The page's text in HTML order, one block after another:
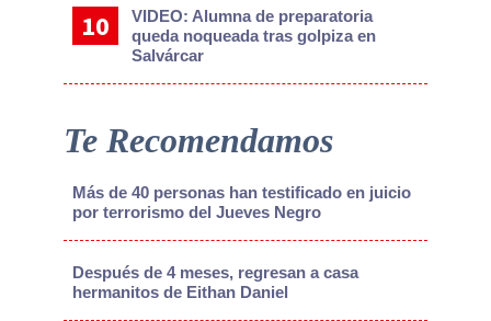
VIDEO: Alumna de preparatoria
queda noqueada tras golpiza en
Salvárcar
Te Recomendamos
Más de 40 personas han testificado en juicio
por terrorismo del Jueves Negro
Después de 4 meses, regresan a casa
hermanitos de Eithan Daniel